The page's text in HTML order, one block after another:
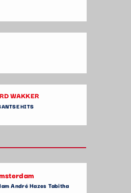
WAKKER
HITS
André Hazes Tabitha